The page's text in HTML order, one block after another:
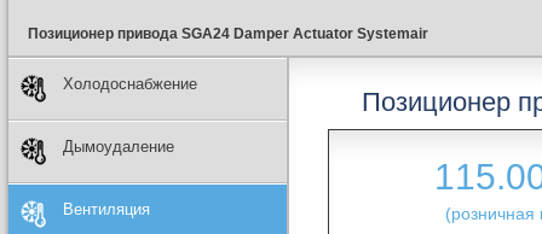
Позиционер привода SGA24 Damper Actuator Systemair
Холодоснабжение
Дымоудаление
Вентиляция
Позиционер
(розничная